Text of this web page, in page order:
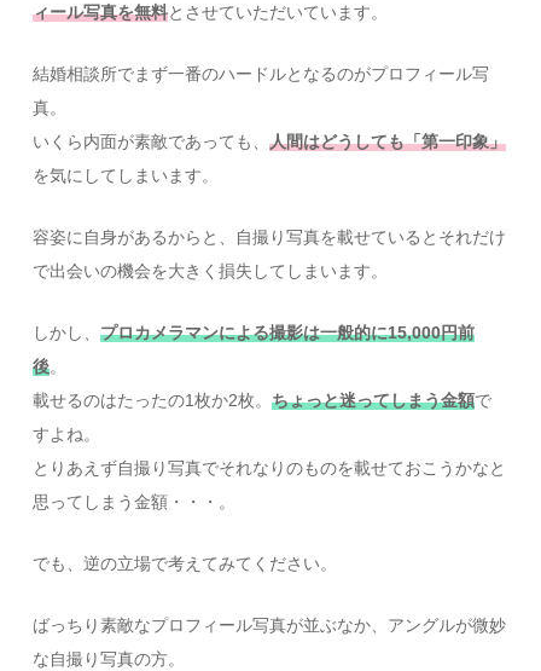
ィール写真を無料とさせていただいています。
結婚相談所でまず一番のハードルとなるのがプロフィール写
真。
いくら内面が素敵であっても、人間はどうしても「第一印象」
を気にしてしまいます。
容姿に自身があるからと、自撮り写真を載せているとそれだけ
で出会いの機会を大きく損失してしまいます。
しかし、プロカメラマンによる撮影は一般的に15,000円前
後。
載せるのはたったの1枚か2枚。ちょっと迷ってしまう金額で
すよね。
とりあえず自撮り写真でそれなりのものを載せておこうかなと
思ってしまう金額・・・。
でも、逆の立場で考えてみてください。
ばっちり素敵なプロフィール写真が並ぶなか、アングルが微妙
な自撮り写真の方。